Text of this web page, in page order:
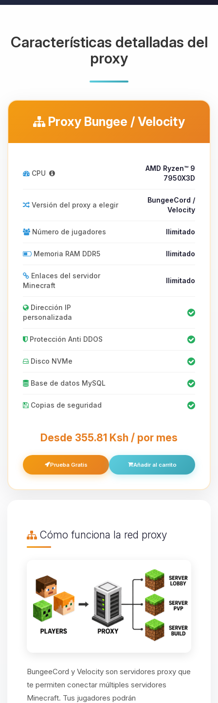
Características detalladas del
proxy
Proxy Bungee / Velocity
CPU
AMD Ryzen™ 9
7950X3D
Versión del proxy a elegir
BungeeCord /
Velocity
Número de jugadores Ilimitado
Memoria RAM DDR5 Ilimitado
Enlaces del servidor
Minecraft
Ilimitado
Dirección IP
personalizada
Protección Anti DDOS
Disco NVMe
Base de datos MySQL
Copias de seguridad
Desde 355.81 Ksh / por mes
Prueba Gratis Añadir al carrito
Cómo funciona la red proxy
BungeeCord y Velocity son servidores proxy que
te permiten conectar múltiples servidores
Minecraft. Tus jugadores podrán